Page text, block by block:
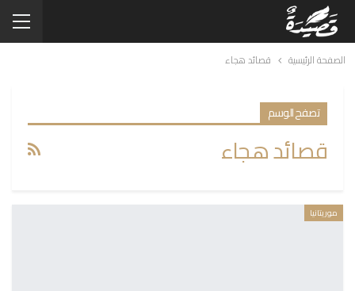
الصفحة الرئيسية قصائد هجاء
تصفح الوسم
قصائد هجاء
موريتانيا